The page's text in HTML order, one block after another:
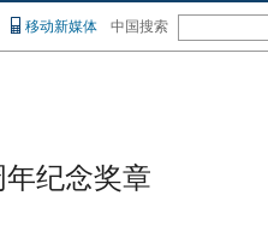
移动新媒体 中国搜索
纪念奖章